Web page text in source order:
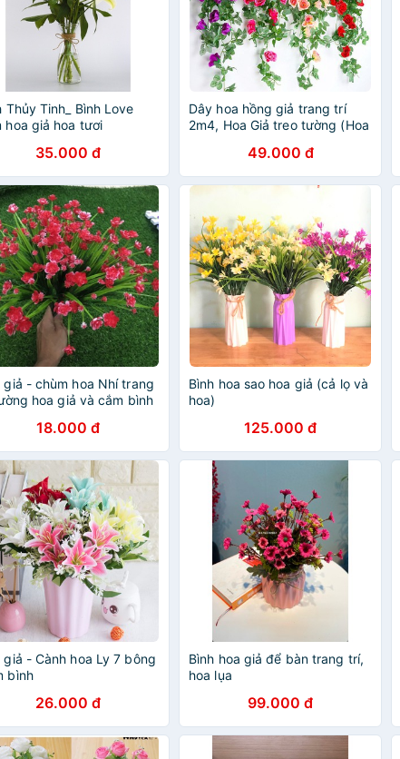
Thủy Tinh_ Bình Love
hoa giả hoa tươi
35.000 đ
Dây hoa hồng giả trang trí
2m4, Hoa Giả treo tường (Hoa
49.000 đ
giả - chùm hoa Nhí trang
hoa giả và cắm bình
18.000 đ
Bình hoa sao hoa giả (cả lọ và
hoa)
125.000 đ
giả - Cành hoa Ly 7 bông
bình
26.000 đ
Bình hoa giả để bàn trang trí,
hoa lụa
99.000 đ